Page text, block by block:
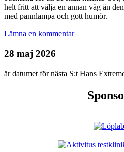
helt fritt att välja en annan väg än
med pannlampa och gott humör.
Lämna en kommentar
28 maj 2026
är datumet för nästa S:t Hans